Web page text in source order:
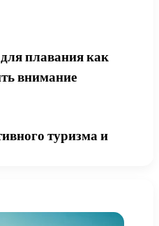
плавания как
внимание
туризма и